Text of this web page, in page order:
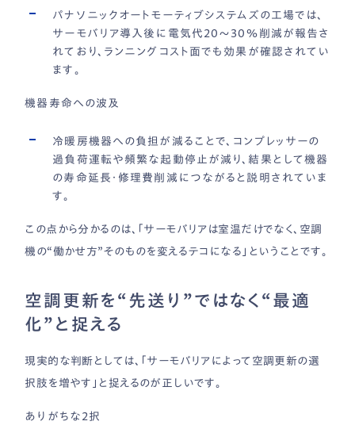
パナソニックオートモーティブシステムズの工場では、
サーモバリア導入後に電気代20〜30％削減が報告さ
れており、ランニングコスト面でも効果が確認されてい
ます。
機器寿命への波及
冷暖房機器への負担が減ることで、コンプレッサーの
過負荷運転や頻繁な起動停止が減り、結果として機器
の寿命延長・修理費削減につながると説明されていま
す。
この点から分かるのは、「サーモバリアは室温だけでなく、空調
機の“働かせ方”そのものを変えるテコになる」ということです。
空調更新を“先送り”ではなく“最適
化”と捉える
現実的な判断としては、「サーモバリアによって空調更新の選
択肢を増やす」と捉えるのが正しいです。
ありがちな2択